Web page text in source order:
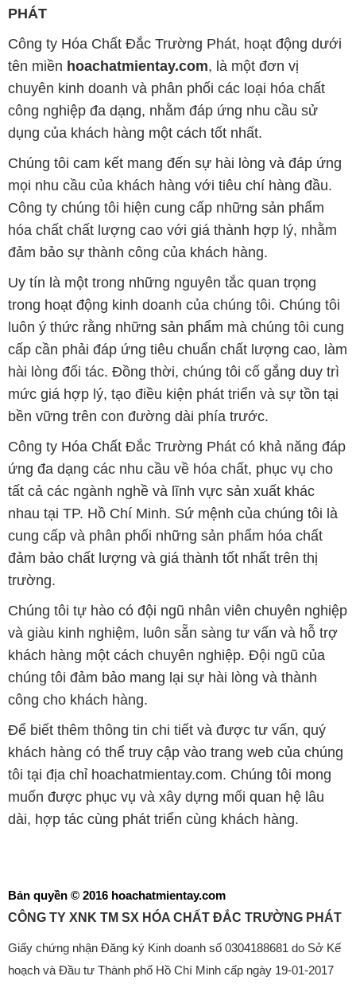
PHÁT
Công ty Hóa Chất Đắc Trường Phát, hoạt động dưới
tên miền hoachatmientay.com, là một đơn vị
chuyên kinh doanh và phân phối các loại hóa chất
công nghiệp đa dạng, nhằm đáp ứng nhu cầu sử
dụng của khách hàng một cách tốt nhất.
Chúng tôi cam kết mang đến sự hài lòng và đáp ứng
mọi nhu cầu của khách hàng với tiêu chí hàng đầu.
Công ty chúng tôi hiện cung cấp những sản phẩm
hóa chất chất lượng cao với giá thành hợp lý, nhằm
đảm bảo sự thành công của khách hàng.
Uy tín là một trong những nguyên tắc quan trọng
trong hoạt động kinh doanh của chúng tôi. Chúng tôi
luôn ý thức rằng những sản phẩm mà chúng tôi cung
cấp cần phải đáp ứng tiêu chuẩn chất lượng cao, làm
hài lòng đối tác. Đồng thời, chúng tôi cố gắng duy trì
mức giá hợp lý, tạo điều kiện phát triển và sự tồn tại
bền vững trên con đường dài phía trước.
Công ty Hóa Chất Đắc Trường Phát có khả năng đáp
ứng đa dạng các nhu cầu về hóa chất, phục vụ cho
tất cả các ngành nghề và lĩnh vực sản xuất khác
nhau tại TP. Hồ Chí Minh. Sứ mệnh của chúng tôi là
cung cấp và phân phối những sản phẩm hóa chất
đảm bảo chất lượng và giá thành tốt nhất trên thị
trường.
Chúng tôi tự hào có đội ngũ nhân viên chuyên nghiệp
và giàu kinh nghiệm, luôn sẵn sàng tư vấn và hỗ trợ
khách hàng một cách chuyên nghiệp. Đội ngũ của
chúng tôi đảm bảo mang lại sự hài lòng và thành
công cho khách hàng.
Để biết thêm thông tin chi tiết và được tư vấn, quý
khách hàng có thể truy cập vào trang web của chúng
tôi tại địa chỉ hoachatmientay.com. Chúng tôi mong
muốn được phục vụ và xây dựng mối quan hệ lâu
dài, hợp tác cùng phát triển cùng khách hàng.
Bản quyền © 2016 hoachatmientay.com
CÔNG TY XNK TM SX HÓA CHẤT ĐẮC TRƯỜNG PHÁT
Giấy chứng nhận Đăng ký Kinh doanh số 0304188681 do Sở Kế
hoạch và Đầu tư Thành phố Hồ Chí Minh cấp ngày 19-01-2017